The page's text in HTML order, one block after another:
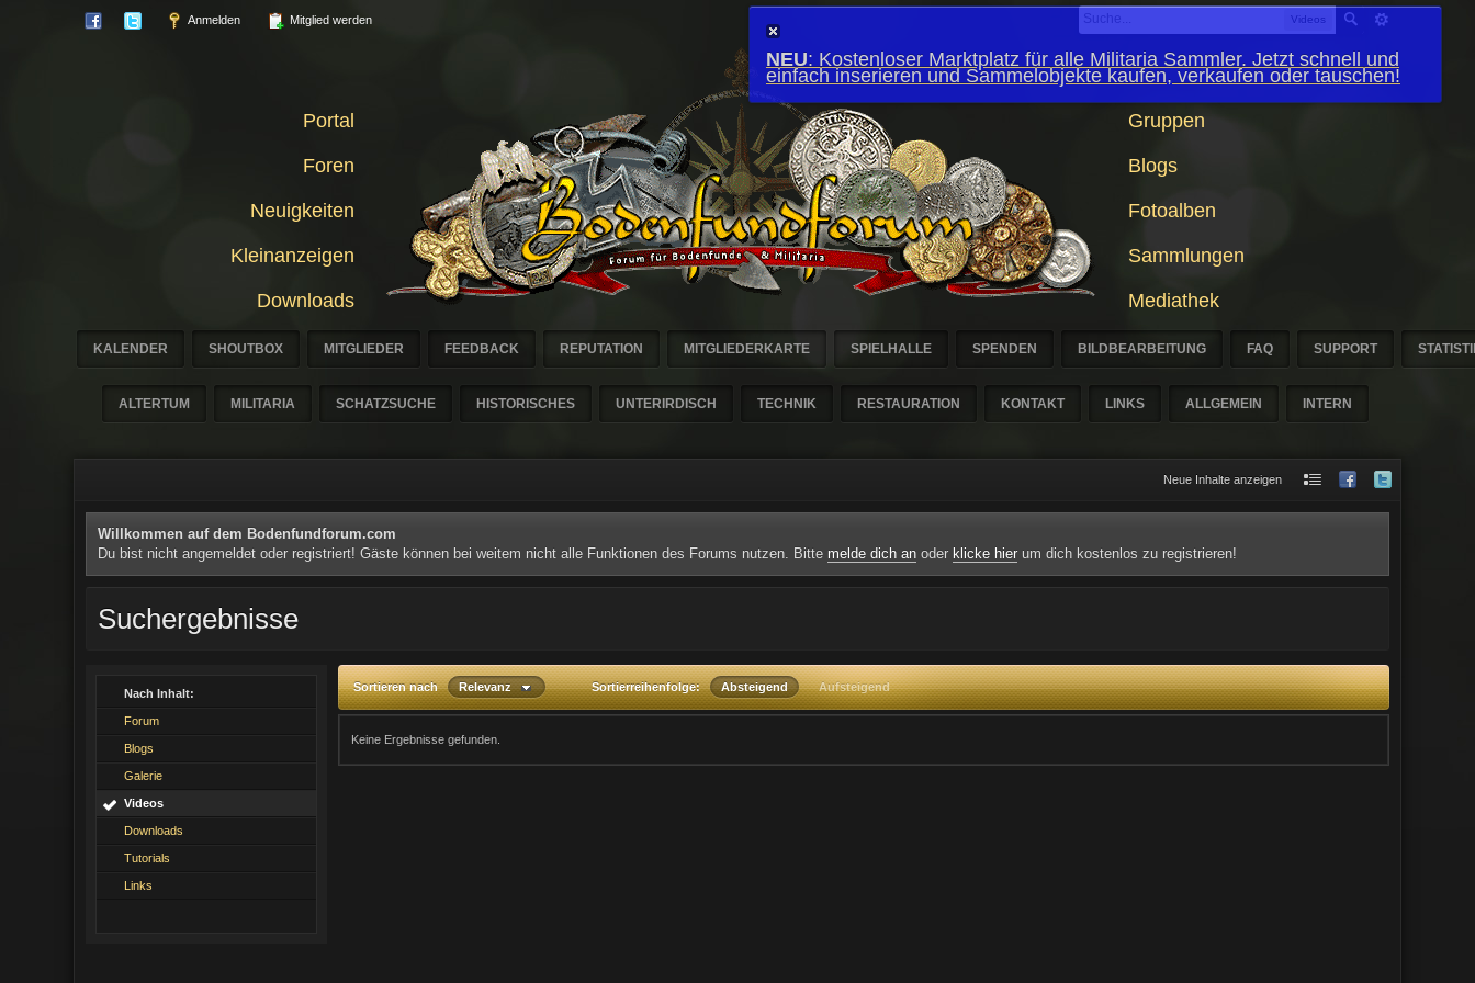
Videos
Anmelden Mitglied werden
Portal
Foren
Neuigkeiten
Kleinanzeigen
Downloads
Gruppen
Blogs
Fotoalben
Sammlungen
Mediathek
KALENDER SHOUTBOX MITGLIEDER FEEDBACK REPUTATION MITGLIEDERKARTE SPIELHALLE SPENDEN BILDBEARBEITUNG FAQ SUPPORT
ALTERTUM MILITARIA SCHATZSUCHE HISTORISCHES UNTERIRDISCH TECHNIK RESTAURATION KONTAKT LINKS ALLGEMEIN INTERN
Neue Inhalte anzeigen
NEU: Kostenloser Marktplatz für alle Militaria Sammler. Jetzt schnell und
einfach inserieren und Sammelobjekte kaufen, verkaufen oder tauschen!
Willkommen auf dem Bodenfundforum.com
Du bist nicht angemeldet oder registriert! Gäste können bei weitem nicht alle Funktionen des Forums nutzen. Bitte melde dich an oder klicke hier um dich kostenlos zu registrieren!
Suchergebnisse
Nach Inhalt:
Forum
Blogs
Galerie
Videos
Downloads
Tutorials
Links
Sortieren nach Relevanz Sortierreihenfolge: Absteigend Aufsteigend
Keine Ergebnisse gefunden.